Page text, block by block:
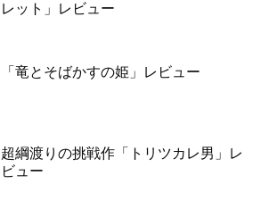
レット」レビュー
「竜とそばかすの姫」レビュー
超綱渡りの挑戦作「トリツカレ男」レ
ビュー